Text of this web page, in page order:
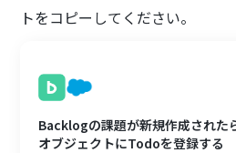
トをコピーしてください。
Backlogの課題が新規作成され
オブジェクトにTodoを登録する